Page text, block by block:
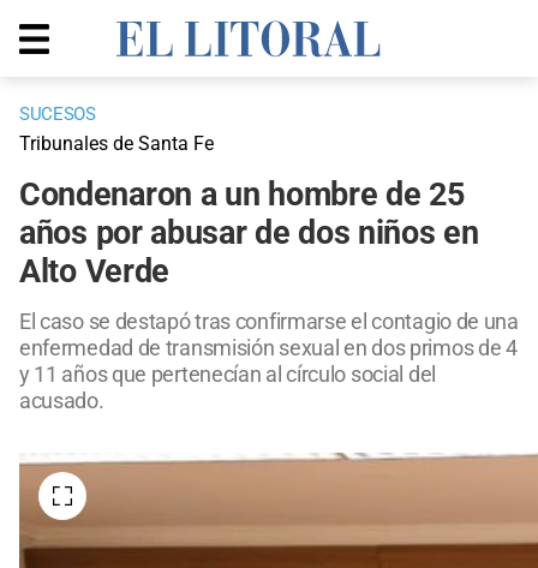
SUCESOS
Tribunales de Santa Fe
Condenaron a un hombre de 25
años por abusar de dos niños en
Alto Verde
El caso se destapó tras confirmarse el contagio de una
enfermedad de transmisión sexual en dos primos de 4
y 11 años que pertenecían al círculo social del
acusado.